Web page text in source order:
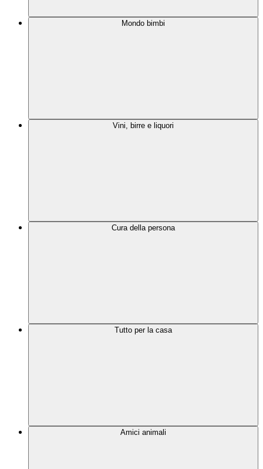
Mondo bimbi
Vini, birre e liquori
Cura della persona
Tutto per la casa
Amici animali